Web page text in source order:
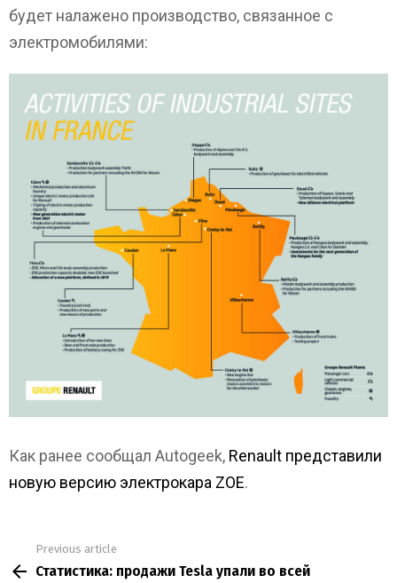
будет налажено производство, связанное с
электромобилями:
Как ранее сообщал Autogeek, Renault представили
новую версию электрокара ZOE.
more
Previous article
Статистика: продажи Tesla упали во всей